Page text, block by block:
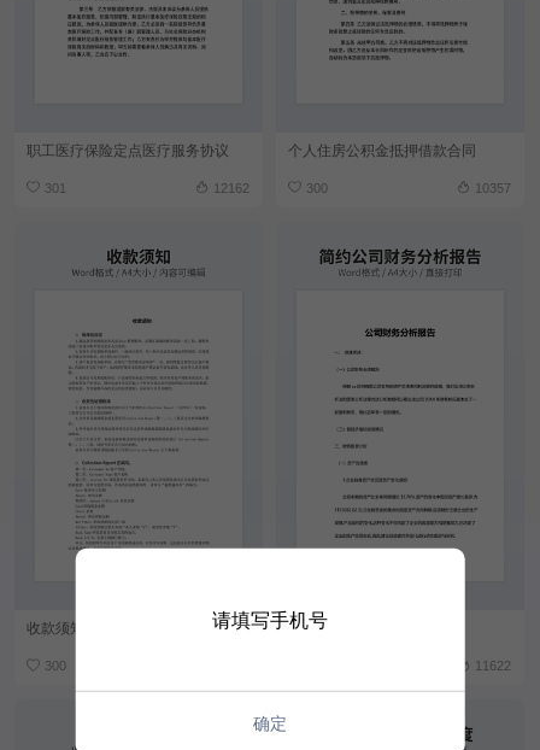
职工医疗保险定点医疗服务协议
301 12162
个人住房公积金抵押借款合同
300 10357
收款须知
300
简约公司财务分析报告
11622
请填写手机号
确定